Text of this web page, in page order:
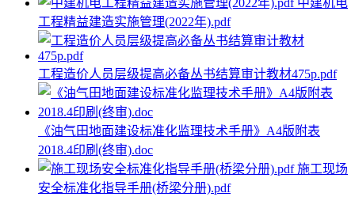
中建机电
工程精益建造实施管理(2022年).pdf
工程造价人员层级提高必备丛书结算审计教材475p.pdf
《油气田地面建设标准化监理技术手册》A4版附表
2018.4印刷(终审).doc
施工现场
安全标准化指导手册(桥梁分册).pdf